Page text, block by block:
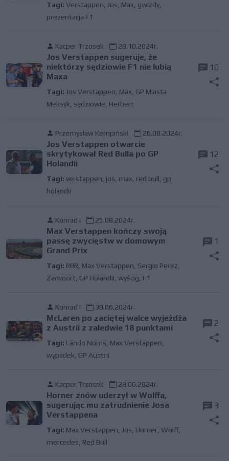
Tagi: Verstappen Jos Max gwizdy,
prezentacja F1
Kacper Trzosek 28.10.2024r.
Jos Verstappen sugeruje, że
niektórzy sędziowie F1 nie lubią
Maxa
Tagi: Jos Verstappen Max GP Miasta
Meksyk sędziowie Herbert
10
Przemysław Kempiński 26.08.2024r.
Jos Verstappen otwarcie
skrytykował Red Bulla po GP
Holandii
Tagi: verstappen jos max red bull gp
holandii
12
Konrad I 25.08.2024r.
Max Verstappen kończy swoją
passę zwycięstw w domowym
Grand Prix
Tagi: RBR Max Verstappen Sergio Perez
Zanvoort GP Holandii wyścig F1
1
Konrad I 30.06.2024r.
McLaren po zaciętej walce wyjeżdża
z Austrii z zaledwie 18 punktami
Tagi: Lando Norris Max Verstappen
wypadek GP Austrii
2
Kacper Trzosek 28.06.2024r.
Horner znów uderzył w Wolffa,
sugerując mu zatrudnienie Josa
Verstappena
Tagi: Max Verstappen Jos Horner Wolff,
mercedes Red Bull
3